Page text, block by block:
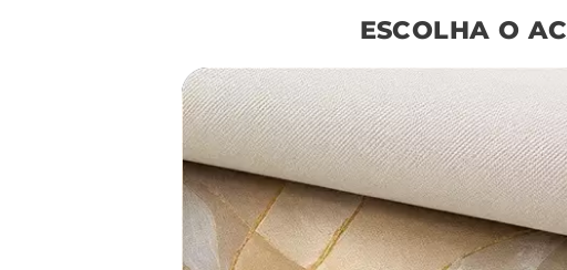
largura aproximada
160cm
ESCOLHA O